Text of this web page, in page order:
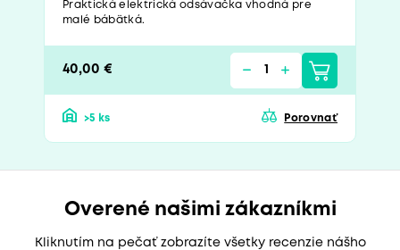
Praktická elektrická odsávačka vhodná pre
malé bábätká.
40,00 €
>5 ks Porovnať
Overené našimi zákazníkmi
Kliknutím na pečať zobrazíte všetky recenzie nášho